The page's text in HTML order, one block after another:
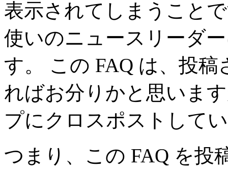
表示されてしまうこと
使いのニュースリーダ
す。 この FAQ は、投
ればお分りかと思いま
プにクロスポストして
つまり、この FAQ を投